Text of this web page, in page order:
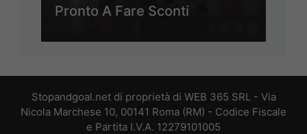
Pronto A Fare Sconti
Stopandgoal.net di proprietà di WEB 365 SRL - Via
Nicola Marchese 10, 00141 Roma (RM) - Codice Fiscale
e Partita I.V.A. 12279101005